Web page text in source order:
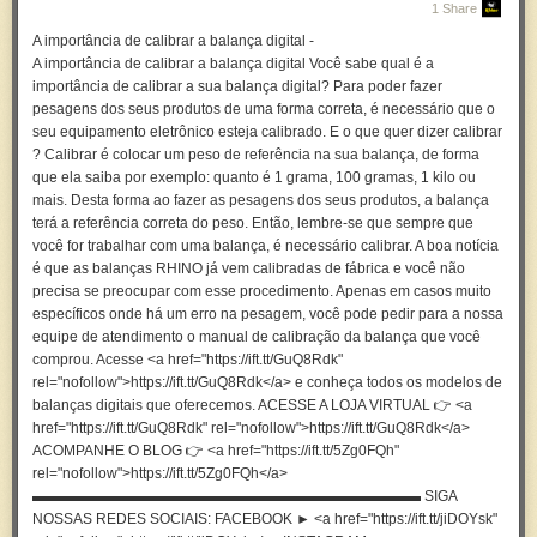
Veja em nosso site: <a href="https://ift.tt/SPO0slF"
rel="nofollow">https://ift.tt/SPO0slF</a>
pesado era colocado em um prato, enquanto pesos conhecidos eram
adicionados ao outro até que os dois pratos estivessem em equilíbrio.
Este sistema rudimentar de pesagem foi o precursor do que agora
conhecemos como a “balança de equilíbrio”, que é a forma mais antiga
de balança que conhecemos.
A evolução para a balança mecânica
Com o advento da Revolução Industrial no final do século XVIII e início
do século XIX, as balanças sofreram uma evolução significativa.
Durante esse período, surgiram as balanças mecânicas,
um sistema de molas para medir o peso. Essas balanças eram
notavelmente mais compactas e práticas do que as antigas balanças de
equilíbrio, mas ainda apresentavam limitações, como a necessidade
frequente de calibração e a possibilidade de imprecisão devido ao
desgaste da mola.
O advento da balança digital
A verdadeira revolução na tecnologia de pesagem não ocorreu até a
segunda metade do século XX, com a invenção da balança digital. A
primeira patente registrada para umabalança eletrônica
em 1949 para Theodore C. Lavery e Herbert F. Wood, engenheiros da
Bell Telephone Laboratories. Essa balança inovadora utilizava uma
célula de carga eletrônica para converter a força da gravidade em um
1 Share
A importância de calibrar a balança digital -
A importância de calibrar a balança digital Você sabe qual é a
importância de calibrar a sua balança digital? Para poder fazer
pesagens dos seus produtos de uma forma correta, é necessário que o
seu equipamento eletrônico esteja calibrado. E o que quer dizer calibrar
? Calibrar é colocar um peso de referência na sua balança, de forma
que ela saiba por exemplo: quanto é 1 grama, 100 gramas, 1 kilo ou
mais. Desta forma ao fazer as pesagens dos seus produtos, a balança
terá a referência correta do peso. Então, lembre-se que sempre que
você for trabalhar com uma balança, é necessário calibrar. A boa notícia
é que as balanças RHINO já vem calibradas de fábrica e você não
precisa se preocupar com esse procedimento. Apenas em casos muito
específicos onde há um erro na pesagem, você pode pedir para a nossa
equipe de atendimento o manual de calibração da balança que você
comprou. Acesse <a href="https://ift.tt/GuQ8Rdk"
rel="nofollow">https://ift.tt/GuQ8Rdk</a> e conheça todos os modelos de
balanças digitais que oferecemos. ACESSE A LOJA VIRTUAL 👉 <a
href="https://ift.tt/GuQ8Rdk" rel="nofollow">https://ift.tt/GuQ8Rdk</a>
ACOMPANHE O BLOG 👉 <a href="https://ift.tt/5Zg0FQh"
rel="nofollow">https://ift.tt/5Zg0FQh</a>
▬▬▬▬▬▬▬▬▬▬▬▬▬▬▬▬▬▬▬▬▬▬▬▬▬▬▬ SIGA
NOSSAS REDES SOCIAIS: FACEBOOK ► <a href="https://ift.tt/jiDOYsk"